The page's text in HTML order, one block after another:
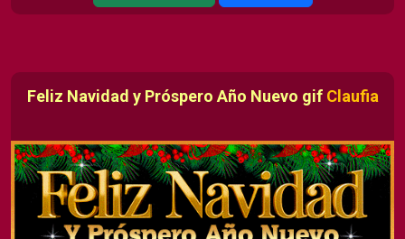
Feliz Navidad y Próspero Año Nuevo gif Claufia